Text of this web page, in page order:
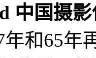
中国摄
年和65年